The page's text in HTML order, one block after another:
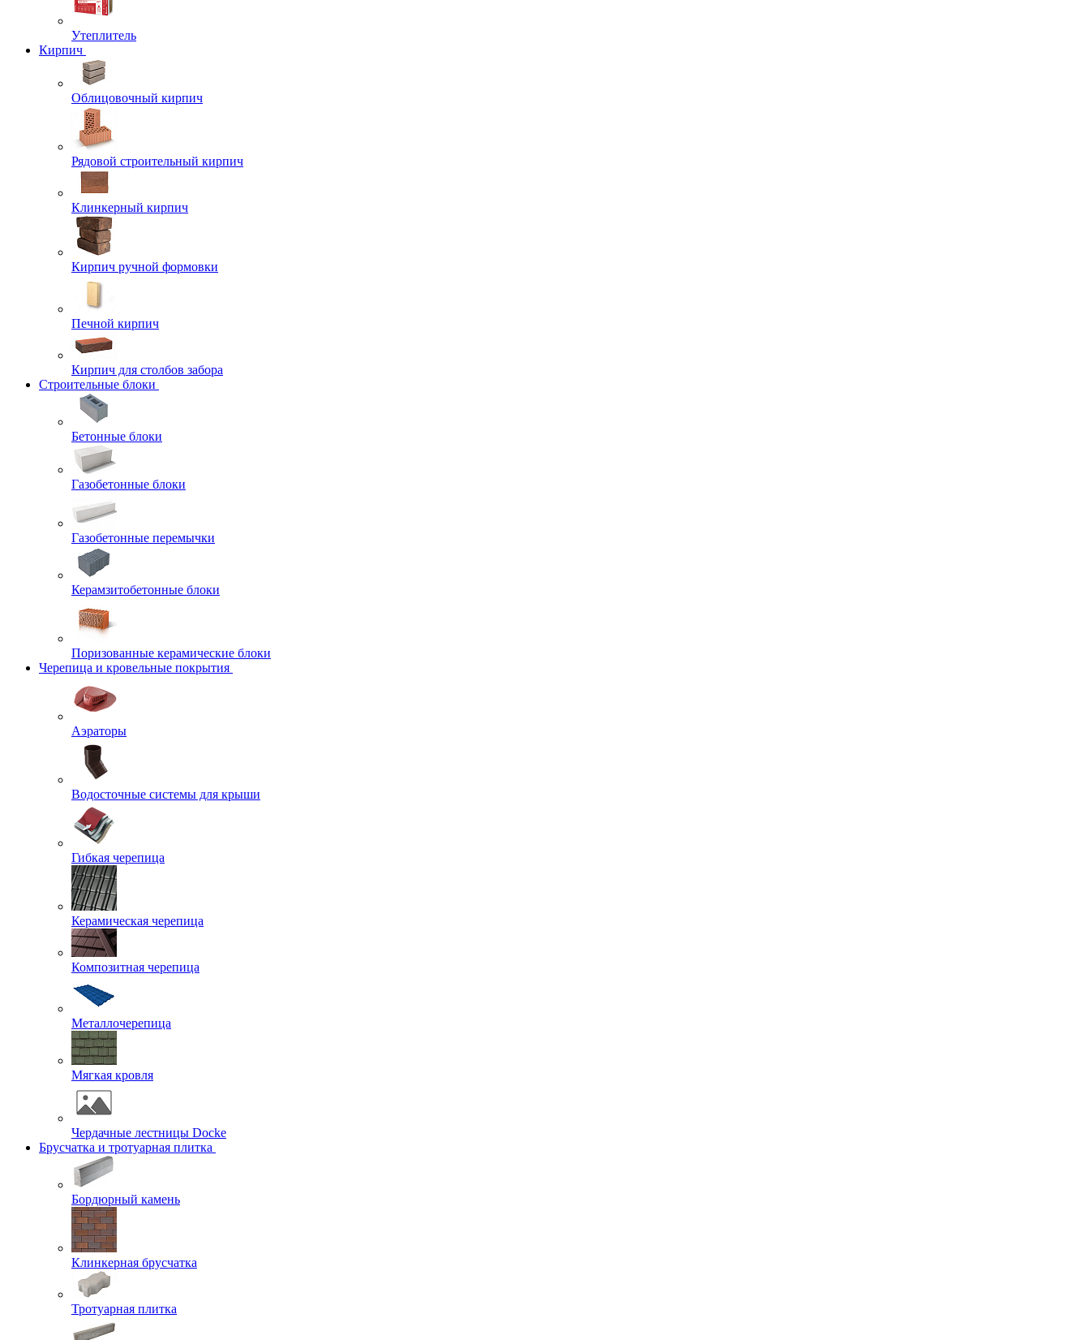
Утеплитель
Кирпич
Облицовочный кирпич
Рядовой строительный кирпич
Клинкерный кирпич
Кирпич ручной формовки
Печной кирпич
Кирпич для столбов забора
Строительные блоки
Бетонные блоки
Газобетонные блоки
Газобетонные перемычки
Керамзитобетонные блоки
Поризованные керамические блоки
Черепица и кровельные покрытия
Аэраторы
Водосточные системы для крыши
Гибкая черепица
Керамическая черепица
Композитная черепица
Металлочерепица
Мягкая кровля
Чердачные лестницы Docke
Брусчатка и тротуарная плитка
Бордюрный камень
Клинкерная брусчатка
Тротуарная плитка